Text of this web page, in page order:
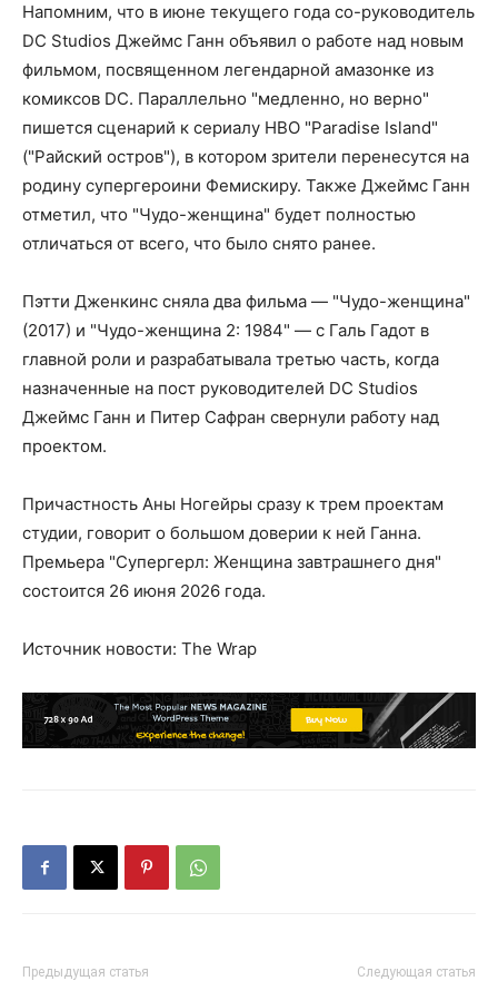
Напомним, что в июне текущего года со-руководитель
DC Studios Джеймс Ганн объявил о работе над новым
фильмом, посвященном легендарной амазонке из
комиксов DC. Параллельно "медленно, но верно"
пишется сценарий к сериалу HBO "Paradise Island"
("Райский остров"), в котором зрители перенесутся на
родину супергероини Фемискиру. Также Джеймс Ганн
отметил, что "Чудо-женщина" будет полностью
отличаться от всего, что было снято ранее.
Пэтти Дженкинс сняла два фильма — "Чудо-женщина"
(2017) и "Чудо-женщина 2: 1984" — с Галь Гадот в
главной роли и разрабатывала третью часть, когда
назначенные на пост руководителей DC Studios
Джеймс Ганн и Питер Сафран свернули работу над
проектом.
Причастность Аны Ногейры сразу к трем проектам
студии, говорит о большом доверии к ней Ганна.
Премьера "Супергерл: Женщина завтрашнего дня"
состоится 26 июня 2026 года.
Источник новости: The Wrap
Предыдущая статья Следующая статья